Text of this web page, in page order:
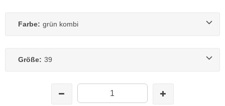
Farbe: grün kombi
Größe: 39